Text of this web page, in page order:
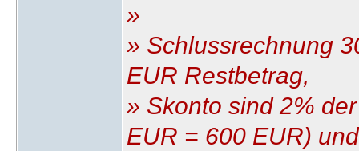
»
» Schlussrechnung
EUR Restbetrag,
» Skonto sind 2%
EUR = 600 EUR)